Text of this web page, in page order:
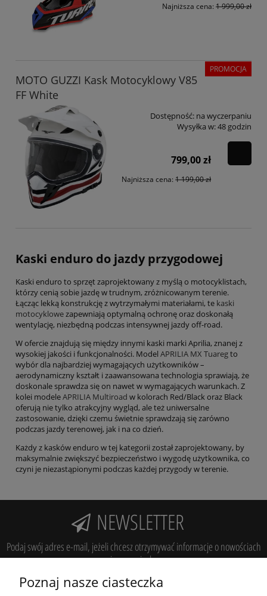
Najniższa cena: 1 999,00 zł
MOTO GUZZI Kask Motocyklowy V85
FF White
Dostępność: na wyczerpaniu
Wysyłka w:48 godzin
799,00 zł
Najniższa cena:1 199,00 zł
PROMOCJA
Kaski enduro do jazdy przygodowej
Kaski enduro to sprzęt zaprojektowany z myślą o motocyklistach,
którzy cenią sobie jazdę w trudnym, zróżnicowanym terenie.
Łącząc lekką konstrukcję z wytrzymałymi materiałami, te kaski
motocyklowezapewniają optymalną ochronę oraz doskonałą
wentylację, niezbędną podczas intensywnej jazdy off-road.
W ofercie znajdują się między innymi kaski marki Aprilia, znanej z
wysokiej jakości i funkcjonalności. Model APRILIA MX Tuaregto
wybór dla najbardziej wymagających użytkowników –
aerodynamiczny kształt i zaawansowana technologia sprawiają, że
doskonale sprawdza się on nawet w wymagających warunkach. Z
kolei modeleAPRILIA Multiroad w kolorach Red/Black oraz Black
oferują nie tylko atrakcyjny wygląd, ale też uniwersalne
zastosowanie, dzięki czemu świetnie sprawdzają się zarówno
podczas jazdy terenowej, jak i na co dzień.
Każdy z kasków enduro w tej kategorii został zaprojektowany, by
maksymalnie zwiększyć bezpieczeństwo i wygodę użytkownika, co
czyni je niezastąpionymi podczas każdej przygody w terenie.
NEWSLETTER
Podaj swój adres e-mail, jeżeli chcesz otrzymywać informacje o nowościach
i promocjach.
Poznaj nasze ciasteczka